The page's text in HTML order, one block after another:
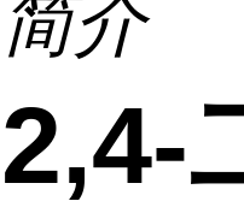
简介
2,4-